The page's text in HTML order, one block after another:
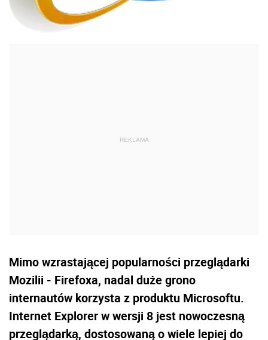
Mimo wzrastającej popularności przeglądarki
Mozilii - Firefoxa, nadal duże grono
internautów korzysta z produktu Microsoftu.
Internet Explorer w wersji 8 jest nowoczesną
przeglądarką, dostosowaną o wiele lepiej do